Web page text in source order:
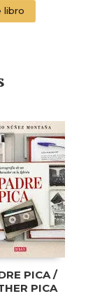
libro
PICA /
PICA